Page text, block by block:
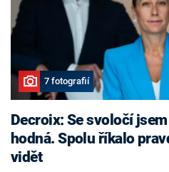
7 fotografií
Decroix: Se svoločí
hodná. Spolu říkalo
vidět